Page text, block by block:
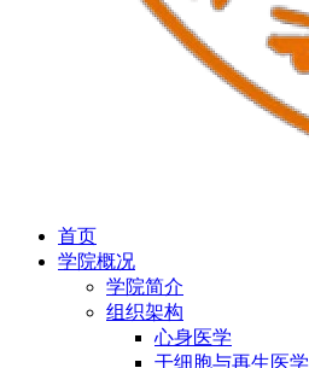
首页
学院概况
学院简介
组织架构
心身医学
干细胞与再生医学